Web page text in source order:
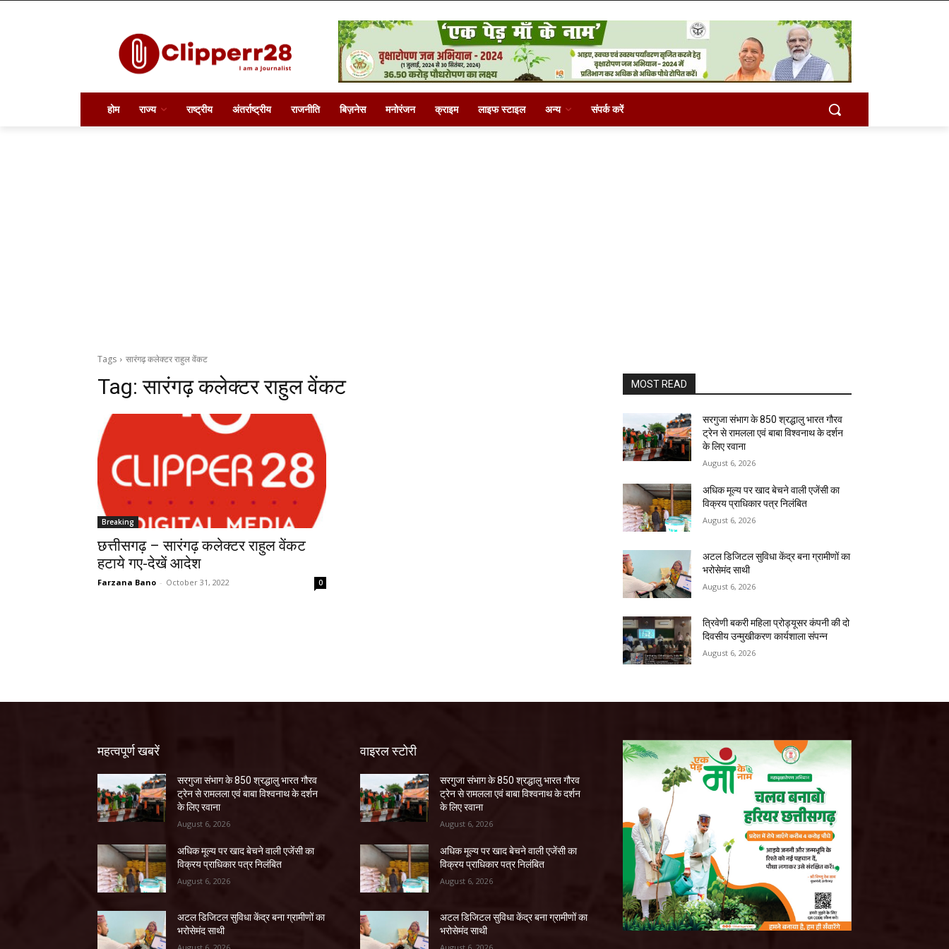
होम राज्य राष्ट्रीय अंतर्राष्ट्रीय राजनीति बिज़नेस मनोरंजन क्राइम लाइफ स्टाइल अन्य संपर्क करें
Tags सारंगढ़ कलेक्टर राहुल वेंकट
Tag:सारंगढ़ कलेक्टर राहुल वेंकट
Breaking
छत्तीसगढ़ – सारंगढ़ कलेक्टर राहुल वेंकट
हटाये गए-देखें आदेश
Farzana Bano - October 31, 2022 0
MOST READ
सरगुजा संभाग के 850 श्रद्धालु भारत गौरव
ट्रेन से रामलला एवं बाबा विश्वनाथ के दर्शन
के लिए रवाना
August 6, 2026
अधिक मूल्य पर खाद बेचने वाली एजेंसी का
विक्रय प्राधिकार पत्र निलंबित
August 6, 2026
अटल डिजिटल सुविधा केंद्र बना ग्रामीणों का
भरोसेमंद साथी
August 6, 2026
त्रिवेणी बकरी महिला प्रोड्यूसर कंपनी की दो
दिवसीय उन्मुखीकरण कार्यशाला संपन्न
August 6, 2026
महत्वपूर्ण खबरें
सरगुजा संभाग के 850 श्रद्धालु भारत गौरव
ट्रेन से रामलला एवं बाबा विश्वनाथ के दर्शन
के लिए रवाना
August 6, 2026
अधिक मूल्य पर खाद बेचने वाली एजेंसी का
विक्रय प्राधिकार पत्र निलंबित
August 6, 2026
अटल डिजिटल सुविधा केंद्र बना ग्रामीणों का
भरोसेमंद साथी
वाइरल स्टोरी
सरगुजा संभाग के 850 श्रद्धालु भारत गौरव
ट्रेन से रामलला एवं बाबा विश्वनाथ के दर्शन
के लिए रवाना
August 6, 2026
अधिक मूल्य पर खाद बेचने वाली एजेंसी का
विक्रय प्राधिकार पत्र निलंबित
August 6, 2026
अटल डिजिटल सुविधा केंद्र बना ग्रामीणों का
भरोसेमंद साथी